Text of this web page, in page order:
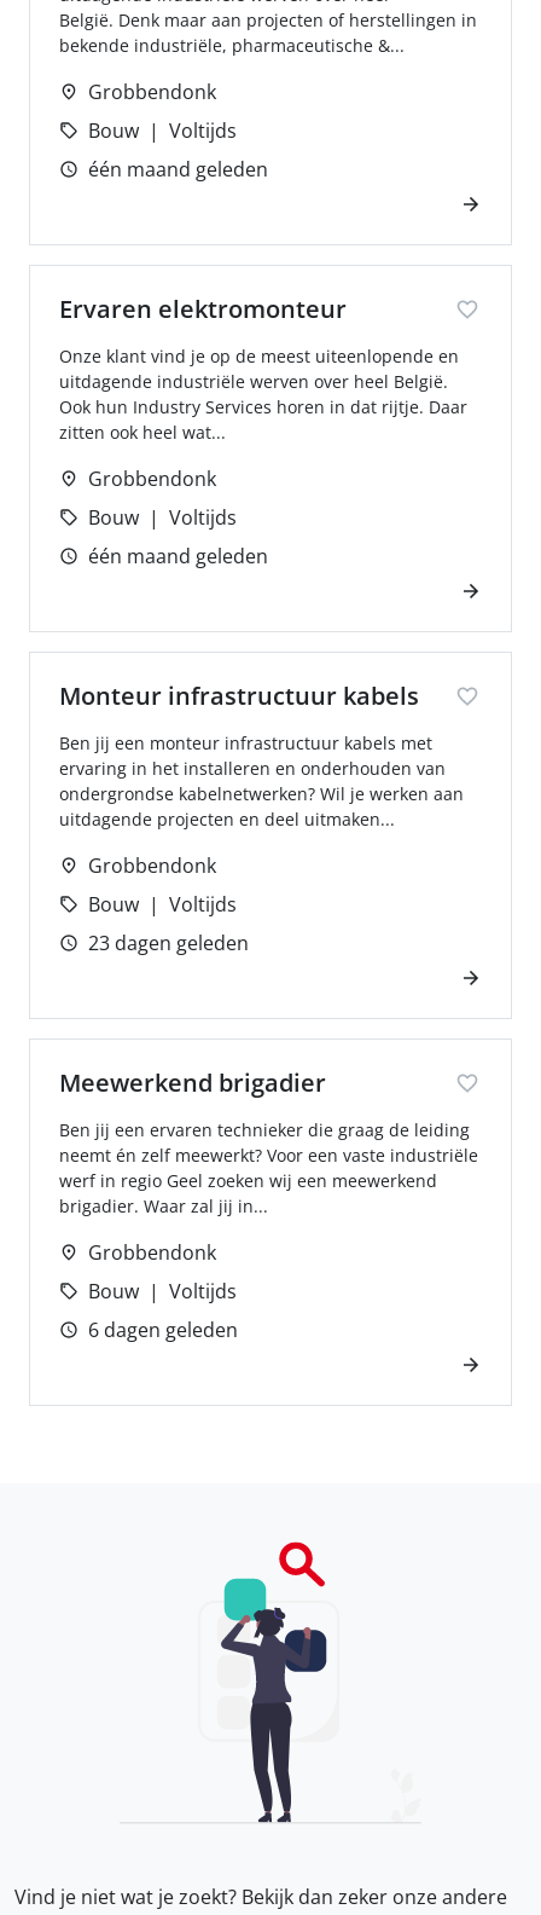
België. Denk maar aan projecten of herstellingen in
bekende industriële, pharmaceutische &...
Grobbendonk
Bouw
Voltijds
één maand geleden
Ervaren elektromonteur
Onze klant vind je op de meest uiteenlopende en
uitdagende industriële werven over heel België.
Ook hun Industry Services horen in dat rijtje. Daar
zitten ook heel wat...
Grobbendonk
Bouw
Voltijds
één maand geleden
Monteur infrastructuur kabels
Ben jij een monteur infrastructuur kabels met
ervaring in het installeren en onderhouden van
ondergrondse kabelnetwerken? Wil je werken aan
uitdagende projecten en deel uitmaken...
Grobbendonk
Bouw
Voltijds
23 dagen geleden
Meewerkend brigadier
Ben jij een ervaren technieker die graag de leiding
neemt én zelf meewerkt? Voor een vaste industriële
werf in regio Geel zoeken wij een meewerkend
brigadier. Waar zal jij in...
Grobbendonk
Bouw
Voltijds
6 dagen geleden
Vind je niet wat je zoekt? Bekijk dan zeker onzeandere